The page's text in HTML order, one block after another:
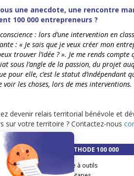
une anecdote, une rencontre
100 000 entrepreneurs ?
: lors d’une intervention en
: « Je sais que je veux créer mon
trouver l’idée ? ». Je me rends
sous l’angle de la passion, du projet
pour elle, c’est le statut d’indépendant
voir les choses, lors de mes interventions.
devenir relais territorial bénévole et
sur votre territoire ? Contactez-nous
NOUS ?
LA MÉTHODE 100 000
boite à outils